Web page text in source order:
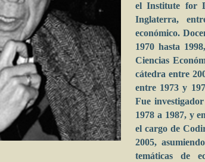
el Institute for
Inglaterra,
económico.
1970 hasta
Ciencias
cátedra entre
entre 1973 y
Fue
1978 a 1987, y
el cargo de
2005,
temáticas de